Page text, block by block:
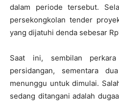
dalam periode tersebut.
persekongkolan tender
yang dijatuhi denda sebesar
Saat ini, sembilan
persidangan, sementara
menunggu untuk dimulai.
sedang ditangani adalah